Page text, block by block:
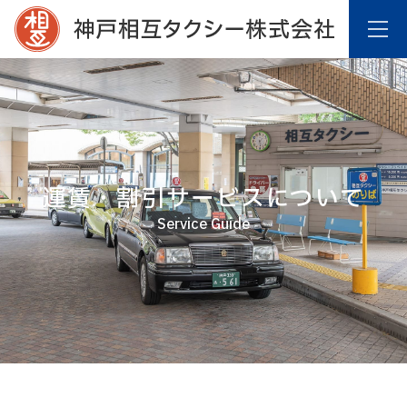
運賃・割引サービスについて
Service Guide